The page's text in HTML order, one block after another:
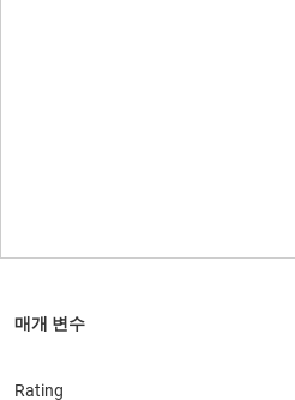
Rating